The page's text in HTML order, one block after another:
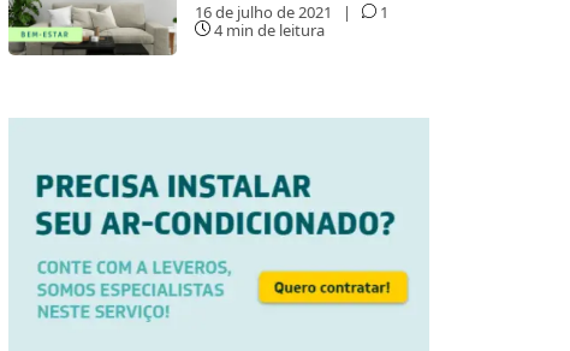
16 de julho de 2021 |
1
4 min de leitura